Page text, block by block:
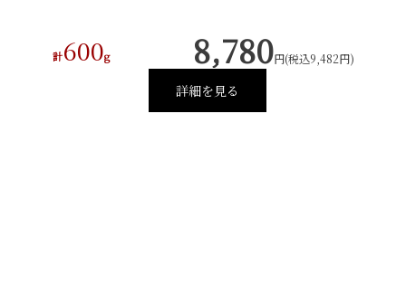
計600g 8,780円(税込9,482円)
詳細を見る